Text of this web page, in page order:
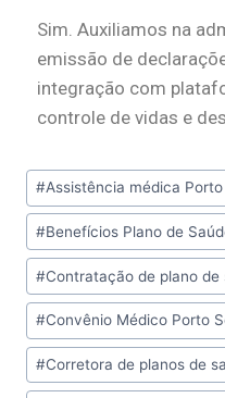
Sim. Auxiliamos na
emissão de
integração com
controle de vidas e
#Assistência médica
#Benefícios Plano de
#Contratação de plano de
#Convênio Médico Porto
#Corretora de planos de